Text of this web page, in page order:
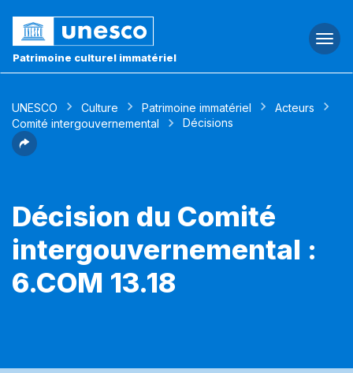
Patrimoine culturel immatériel
UNESCO Culture Patrimoine immatériel
Acteurs
Comité intergouvernemental
Décisions
Décision du Comité
intergouvernemental :
6.COM 13.18